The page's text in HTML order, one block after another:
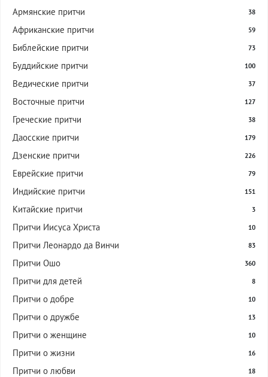
Армянские притчи 38
Африканские притчи 59
Библейские притчи 73
Буддийские притчи 100
Ведические притчи 37
Восточные притчи 127
Греческие притчи 38
Даосские притчи 179
Дзенские притчи 226
Еврейские притчи 79
Индийские притчи 151
Китайские притчи 3
Притчи Иисуса Христа 10
Притчи Леонардо да Винчи 83
Притчи Ошо 360
Притчи для детей 8
Притчи о добре 10
Притчи о дружбе 13
Притчи о женщине 10
Притчи о жизни 16
Притчи о любви 18